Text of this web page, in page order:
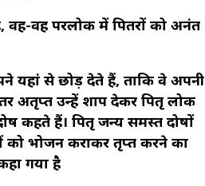
है, वह-वह परलोक में पितरों को अनंत
यहां से छोड़ देते हैं, ताकि वे अपनी
अतृप्त उन्हें शाप देकर पितृ लोक
कहते हैं। पितृ जन्य समस्त दोषों
को भोजन कराकर तृप्त करने का
गया है